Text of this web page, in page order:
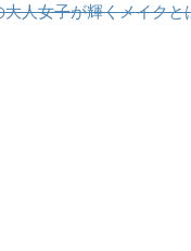
人女子が輝くメイクと